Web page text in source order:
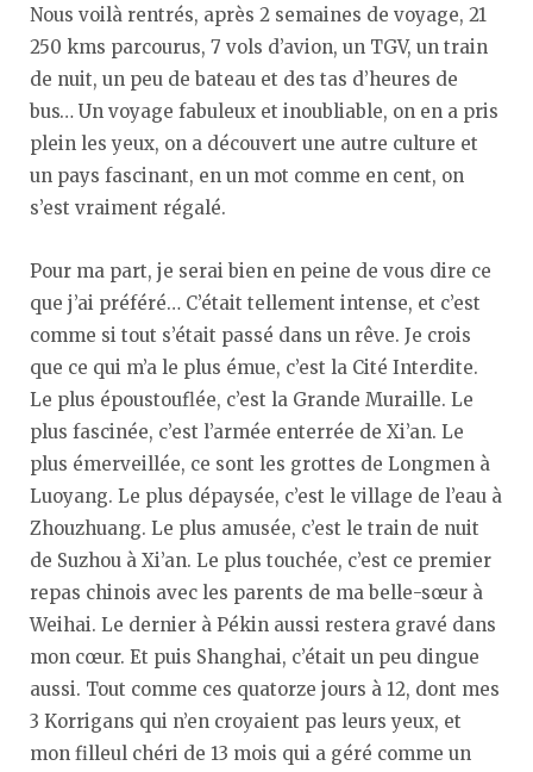
Nous voilà rentrés, après 2 semaines de voyage, 21
250 kms parcourus, 7 vols d’avion, un TGV, un train
de nuit, un peu de bateau et des tas d’heures de
bus… Un voyage fabuleux et inoubliable, on en a pris
plein les yeux, on a découvert une autre culture et
un pays fascinant, en un mot comme en cent, on
s’est vraiment régalé.
Pour ma part, je serai bien en peine de vous dire ce
que j’ai préféré… C’était tellement intense, et c’est
comme si tout s’était passé dans un rêve. Je crois
que ce qui m’a le plus émue, c’est la Cité Interdite.
Le plus époustouflée, c’est la Grande Muraille. Le
plus fascinée, c’est l’armée enterrée de Xi’an. Le
plus émerveillée, ce sont les grottes de Longmen à
Luoyang. Le plus dépaysée, c’est le village de l’eau à
Zhouzhuang. Le plus amusée, c’est le train de nuit
de Suzhou à Xi’an. Le plus touchée, c’est ce premier
repas chinois avec les parents de ma belle-sœur à
Weihai. Le dernier à Pékin aussi restera gravé dans
mon cœur. Et puis Shanghai, c’était un peu dingue
aussi. Tout comme ces quatorze jours à 12, dont mes
3 Korrigans qui n’en croyaient pas leurs yeux, et
mon filleul chéri de 13 mois qui a géré comme un